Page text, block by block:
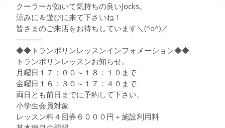
クーラーが効いて気持ちの良いJocks。
涼みに＆遊びに来て下さいね！
皆さまのご来店をお待ちしています＼(^o^)／
———–
◆◆トランポリンレッスンインフォメーション◆◆
トランポリンレッスンお知らせ。
月曜日１７：００～１８：１０まで
金曜日１６：３０～１７：４０まで
両日とも前日までに予約して下さい。
小学生会員対象
レッスン料４回券６０００円＋施設利用料